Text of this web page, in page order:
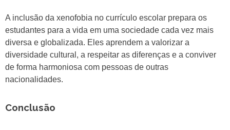
A inclusão da xenofobia no currículo escolar prepara os
estudantes para a vida em uma sociedade cada vez mais
diversa e globalizada. Eles aprendem a valorizar a
diversidade cultural, a respeitar as diferenças e a conviver
de forma harmoniosa com pessoas de outras
nacionalidades.
Conclusão